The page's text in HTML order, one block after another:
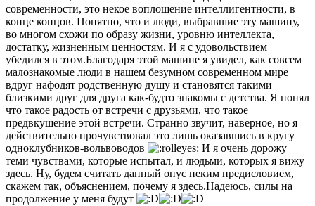
современности, это некое воплощение интеллигентности, в
конце концов. Понятно, что и люди, выбравшие эту машину,
во многом схожи по образу жизни, уровню интеллекта,
достатку, жизненным ценностям. И я с удовольствием
убедился в этом.Благодаря этой машине я увидел, как совсем
малознакомые люди в нашем безумном современном мире
вдруг нафодят родственную душу и становятся такими
близкими друг для друга как-будто знакомы с детства. Я понял
что такое радость от встречи с друзьями, что такое
предвкушение этой встречи. Странно звучит, наверное, но я
действительно прочувствовал это лишь оказавшись в кругу
одноклубников-вольвоводов
И я очень дорожу
теми чувствами, которые испытал, и людьми, которых я вижу
здесь. Ну, будем считать данный опус неким предисловием,
скажем так, объяснением, почему я здесь.Надеюсь, силы на
продолжение у меня будут